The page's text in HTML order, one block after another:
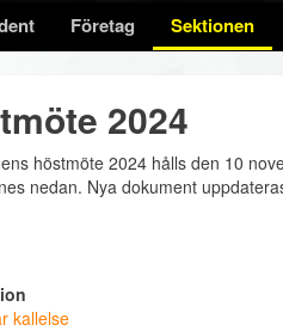
Företag Sektionen
2024
höstmöte 2024 hålls den 10
nedan. Nya dokument
kallelse